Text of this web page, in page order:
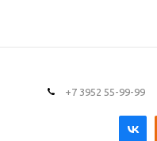
+7 3952 55-99-99